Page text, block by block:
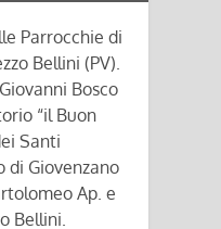
Parrocchie di
Bellini (PV).
Bosco
“il Buon
Santi
di Giovenzano
Ap. e
Bellini.